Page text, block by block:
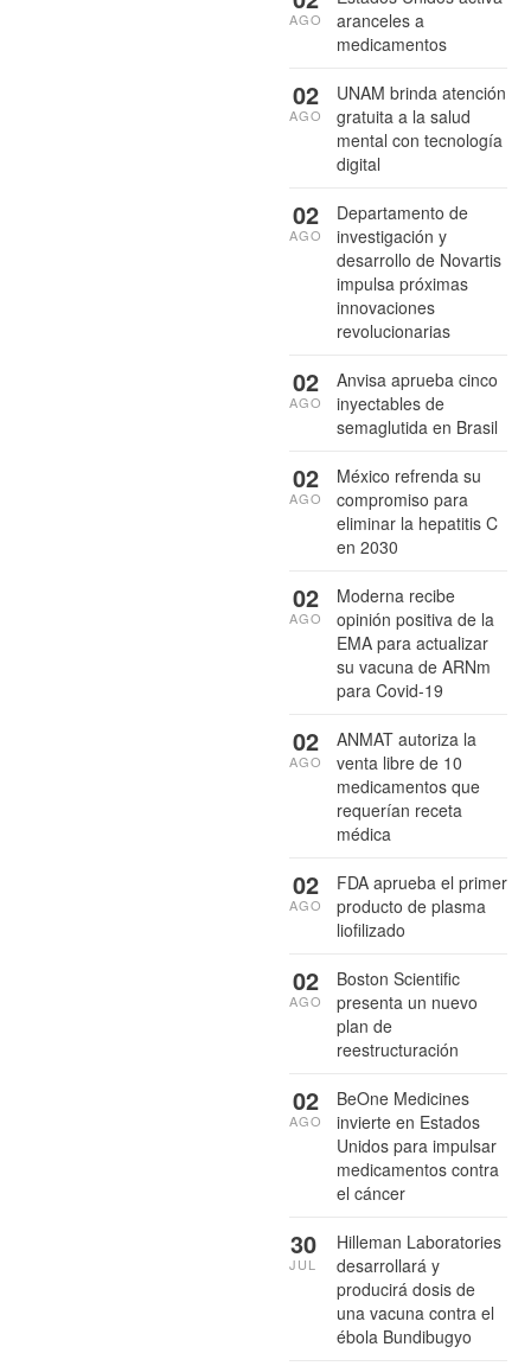
aranceles a
medicamentos
AGO
UNAM brinda atención
gratuita a la salud
mental con tecnología
digital
02
AGO
Departamento de
investigación y
desarrollo de Novartis
impulsa próximas
innovaciones
revolucionarias
02
AGO
Anvisa aprueba cinco
inyectables de
semaglutida en Brasil
02
AGO
México refrenda su
compromiso para
eliminar la hepatitis C
en 2030
02
AGO
Moderna recibe
opinión positiva de la
EMA para actualizar
su vacuna de ARNm
para Covid-19
02
AGO
ANMAT autoriza la
venta libre de 10
medicamentos que
requerían receta
médica
02
AGO
FDA aprueba el primer
producto de plasma
liofilizado
02
AGO
Boston Scientific
presenta un nuevo
plan de
reestructuración
02
AGO
BeOne Medicines
invierte en Estados
Unidos para impulsar
medicamentos contra
el cáncer
02
AGO
Hilleman Laboratories
desarrollará y
producirá dosis de
una vacuna contra el
ébola Bundibugyo
30
JUL